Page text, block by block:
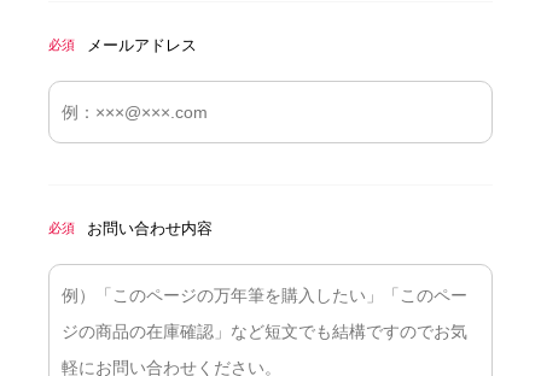
必須 メールアドレス
必須 お問い合わせ内容